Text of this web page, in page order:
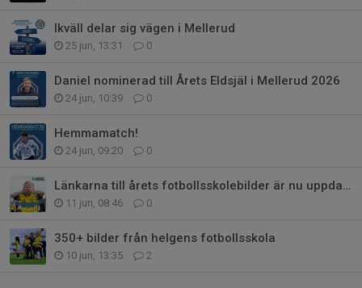
Ikväll delar sig vägen i Mellerud
25 jun, 13:31 0
Daniel nominerad till Årets Eldsjäl i Mellerud 2026
24 jun, 10:39 0
Hemmamatch!
24 jun, 09:20 0
Länkarna till årets fotbollsskolebilder är nu uppdaterade
11 jun, 08:46 0
350+ bilder från helgens fotbollsskola
10 jun, 13:35 2